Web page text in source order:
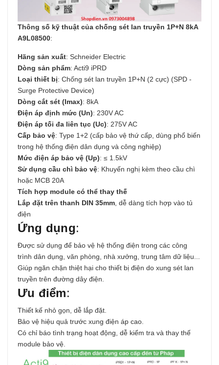
Thông số kỹ thuật của chống sét lan truyền 1P+N 8kA
A9L08500:
Hãng sản xuất: Schneider Electric
Dòng sản phẩm: Acti9 iPRD
Loại thiết bị: Chống sét lan truyền 1P+N (2 cực) (SPD -
Surge Protective Device)
Dòng cắt sét (Imax): 8kA
Điện áp định mức (Un): 230V AC
Điện áp tối đa liên tục (Uc): 275V AC
Cấp bảo vệ: Type 1+2 (cấp bảo vệ thứ cấp, dùng phổ biến
trong hệ thống điện dân dụng và công nghiệp)
Mức điện áp bảo vệ (Up): ≤ 1.5kV
Sử dụng cầu chì bảo vệ: Khuyến nghị kèm theo cầu chì
hoặc MCB 20A
Tích hợp module có thể thay thế
Lắp đặt trên thanh DIN 35mm , dễ dàng tích hợp vào tủ
điện
Ứng dụng:
Được sử dụng để bảo vệ hệ thống điện trong các công
trình dân dụng, văn phòng, nhà xưởng, trung tâm dữ liệu...
Giúp ngăn chặn thiệt hại cho thiết bị điện do xung sét lan
truyền trên đường dây điện.
Ưu điểm:
Thiết kế nhỏ gọn, dễ lắp đặt.
Bảo vệ hiệu quả trước xung điện áp cao.
Có chỉ báo tình trạng hoạt động, dễ kiểm tra và thay thế
module bảo vệ.